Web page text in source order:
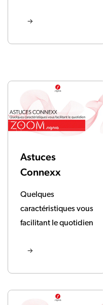
Astuces
Connexx
Quelques
caractéristiques vous
facilitant le quotidien